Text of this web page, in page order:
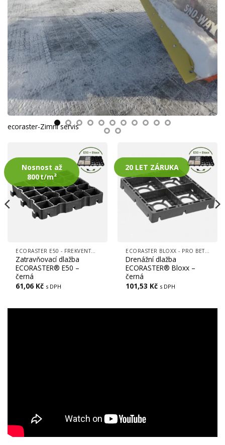
ecoraster-Zimní servis
Nosnost až
800 t/m²
ECORASTER E50 - FREKVENTOVANÉ PLOCHY, (CESTY, LOGISTICKÉ CENTRA, PARKOVIŠTĚ)
Zatravňovací dlažba
ECORASTER® E50 –
černá
61,06 Kč s DPH
20 LET ZÁRUKA
ECORASTER BLOXX - PRO BETONOVOU VÝPLŇ, FREKVENTOVANÉ PLOCHY, CESTY, LOGISTICKÁ CENTRA
Drenážní dlažba
ECORASTER® Bloxx –
černá
101,53 Kč s DPH